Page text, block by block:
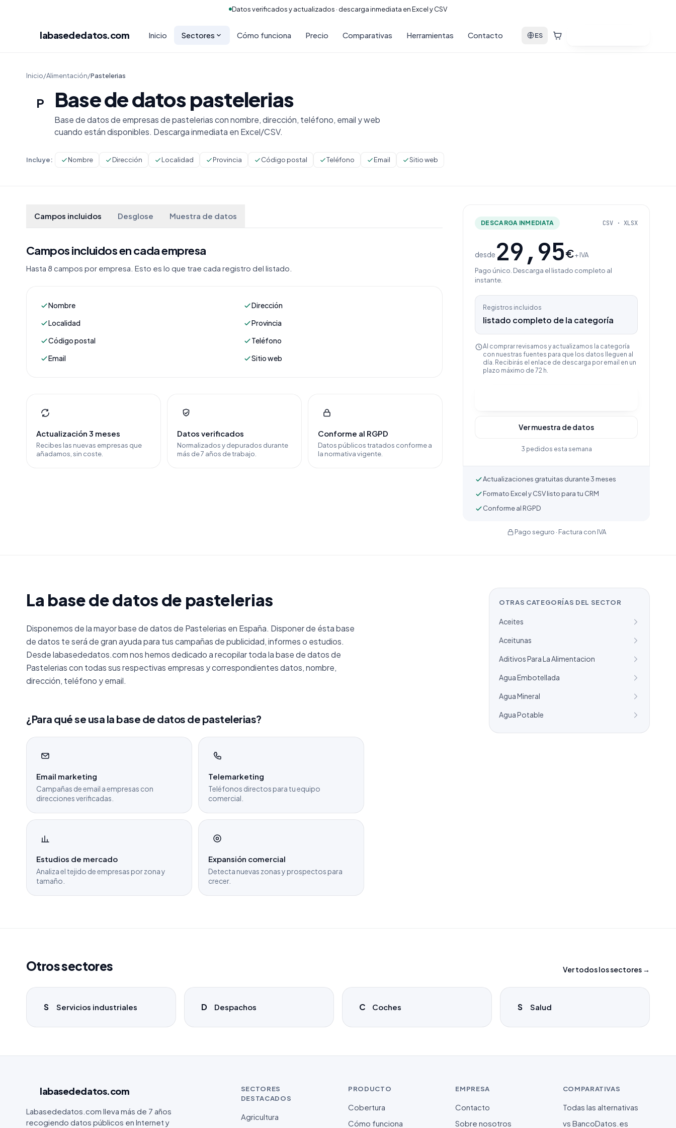
Datos verificados y actualizados · descarga inmediata en Excel y CSV
labasededatos.com Inicio Sectores Cómo funciona Precio Comparativas Herramientas Contacto ES
Inicio/Alimentación/Pastelerias
P Base de datos pastelerias
Base de datos de empresas de pastelerias con nombre, dirección, teléfono, email y web
cuando están disponibles. Descarga inmediata en Excel/CSV.
Incluye: Nombre Dirección Localidad Provincia Código postal Teléfono Email Sitio web
Campos incluidos Desglose Muestra de datos
Campos incluidos en cada empresa
Hasta 8 campos por empresa. Esto es lo que trae cada registro del listado.
Nombre
Dirección
Localidad
Provincia
Código postal
Teléfono
Email
Sitio web
Actualización 3 meses
Recibes las nuevas empresas que
añadamos, sin coste.
Datos verificados
Normalizados y depurados durante
más de 7 años de trabajo.
Conforme al RGPD
Datos públicos tratados conforme a
la normativa vigente.
DESCARGA INMEDIATA CSV · XLSX
desde 29,95€+ IVA
Pago único. Descarga el listado completo al
instante.
Registros incluidos
listado completo de la categoría
Al comprar revisamos y actualizamos la categoría
con nuestras fuentes para que los datos lleguen al
día. Recibirás el enlace de descarga por email en un
plazo máximo de 72 h.
Ver muestra de datos
3 pedidos esta semana
Actualizaciones gratuitas durante 3 meses
Formato Excel y CSV listo para tu CRM
Conforme al RGPD
Pago seguro · Factura con IVA
La base de datos de pastelerias
Disponemos de la mayor base de datos de Pastelerias en España. Disponer de ésta base
de datos te será de gran ayuda para tus campañas de publicidad, informes o estudios.
Desde labasededatos.com nos hemos dedicado a recopilar toda la base de datos de
Pastelerias con todas sus respectivas empresas y correspondientes datos, nombre,
dirección, teléfono y email.
¿Para qué se usa la base de datos de pastelerias?
Email marketing
Campañas de email a empresas con
direcciones verificadas.
Telemarketing
Teléfonos directos para tu equipo
comercial.
Estudios de mercado
Analiza el tejido de empresas por zona y
tamaño.
Expansión comercial
Detecta nuevas zonas y prospectos para
crecer.
OTRAS CATEGORÍAS DEL SECTOR
Aceites
Aceitunas
Aditivos Para La Alimentacion
Agua Embotellada
Agua Mineral
Agua Potable
Otros sectores Ver todos los sectores →
S Servicios industriales D Despachos C Coches S Salud
labasededatos.com
Labasededatos.com lleva más de 7 años
recogiendo datos públicos en Internet y
SECTORES
DESTACADOS
Agricultura
PRODUCTO
Cobertura
Cómo funciona
EMPRESA
Contacto
Sobre nosotros
COMPARATIVAS
Todas las alternativas
vs BancoDatos.es